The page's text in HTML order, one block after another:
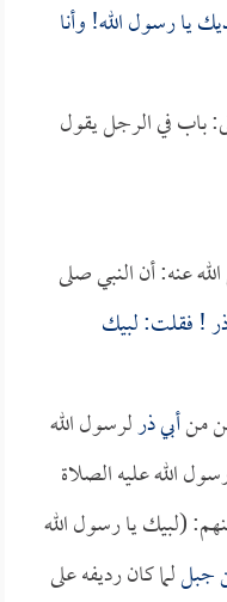
يا رسول الله! وأنا
باب في الرجل يقول
عنه: أن النبي صلى
! فقلت: لبيك
منأبي ذرلرسول الله
الله عليه الصلاة
(لبيك يا رسول الله
جبللما كان رديفه على